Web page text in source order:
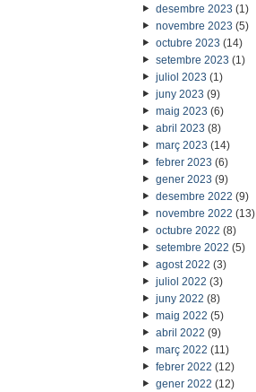
desembre 2023 (1)
novembre 2023 (5)
octubre 2023 (14)
setembre 2023 (1)
juliol 2023 (1)
juny 2023 (9)
maig 2023 (6)
abril 2023 (8)
març 2023 (14)
febrer 2023 (6)
gener 2023 (9)
desembre 2022 (9)
novembre 2022 (13)
octubre 2022 (8)
setembre 2022 (5)
agost 2022 (3)
juliol 2022 (3)
juny 2022 (8)
maig 2022 (5)
abril 2022 (9)
març 2022 (11)
febrer 2022 (12)
gener 2022 (12)